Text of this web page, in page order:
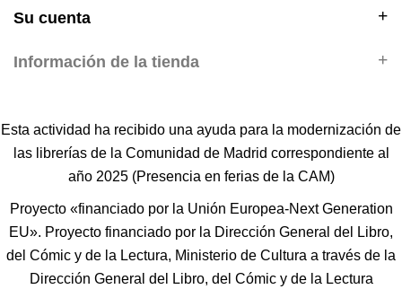
Su cuenta
Información de la tienda
Esta actividad ha recibido una ayuda para la modernización de
las librerías de la Comunidad de Madrid correspondiente al
año 2025 (Presencia en ferias de la CAM)
Proyecto «financiado por la Unión Europea-Next Generation
EU». Proyecto financiado por la Dirección General del Libro,
del Cómic y de la Lectura, Ministerio de Cultura a través de la
Dirección General del Libro, del Cómic y de la Lectura